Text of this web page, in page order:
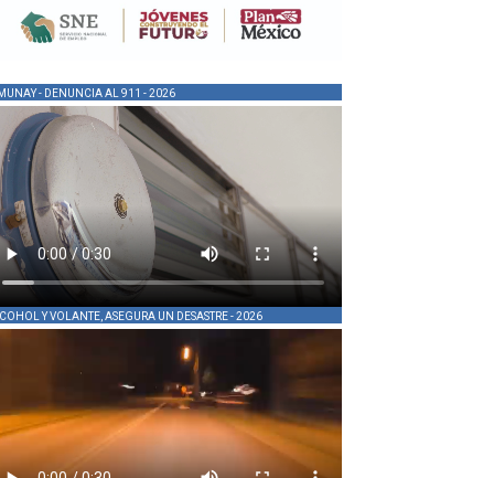
- DENUNCIA AL 911 - 2026
Y VOLANTE, ASEGURA UN DESASTRE - 2026